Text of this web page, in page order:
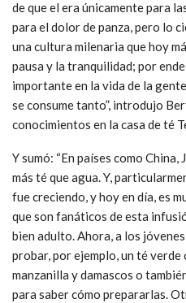
de que el era únicamente para
para el dolor de panza, pero lo
una cultura milenaria que hoy
pausa y la tranquilidad; por
importante en la vida de la
se consume tanto”, introdujo
conocimientos en la casa de té
Y sumó: “En países como
más té que agua. Y,
fue creciendo, y hoy en día, es
que son fanáticos de esta
bien adulto. Ahora, a los
probar, por ejemplo, un té verde
manzanilla y damascos o
para saber cómo prepararlas.